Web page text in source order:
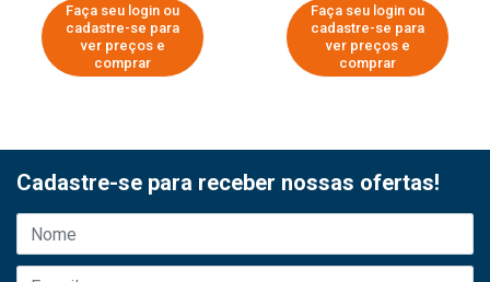
Faça seu login ou
cadastre-se para
ver preços e
comprar
Faça seu login ou
cadastre-se para
ver preços e
comprar
Cadastre-se para receber nossas ofertas!